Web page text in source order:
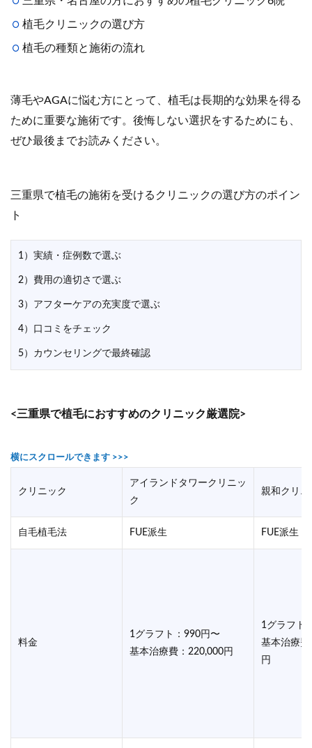
植毛クリニックの選び方
植毛の種類と施術の流れ
薄毛やAGAに悩む方にとって、植毛は長期的な効果を得る
ために重要な施術です。後悔しない選択をするためにも、
ぜひ最後までお読みください。
三重県で植毛の施術を受けるクリニックの選び方のポイン
ト
1）実績・症例数で選ぶ
2）費用の適切さで選ぶ
3）アフターケアの充実度で選ぶ
4）口コミをチェック
5）カウンセリングで最終確認
<三重県で植毛におすすめのクリニック厳選院>
クリニック
アイランドタワークリニッ
ク
親和クリニ
自毛植毛法 FUE派生 FUE派生
料金
1グラフト：990円〜
基本治療費：220,000円
1グラフト
基本治療
円